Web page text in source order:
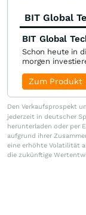
BIT Global
BIT Global
Schon heute in
morgen
Zum Produkt
Den Verkaufsprospekt
jederzeit in deutscher
herunterladen oder per
aufgrund ihrer
eine erhöhte Volatilität
die zukünftige